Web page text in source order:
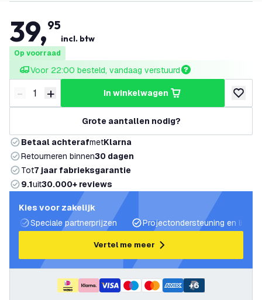
39,95
incl. btw
Op voorraad
Voor 22:00 besteld, vandaag verstuurd
Verminder hoeveelheid
- Verhoog hoeveelheid
+ in winkelwagen
Grote aantallen nodig?
Betaal achterafmetKlarna
Retourneren binnen30 dagen
Tot7 jaar fabrieksgarantie
9.1uit30.000+ reviews
Kies voor zakelijk
Speciale partnerprijzen
Projectondersteuning en
Vertel me meer
+6